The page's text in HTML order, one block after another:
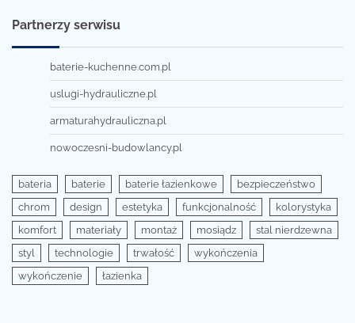
Partnerzy serwisu
baterie-kuchenne.com.pl
uslugi-hydrauliczne.pl
armaturahydrauliczna.pl
nowoczesni-budowlancy.pl
bateria baterie baterie łazienkowe
bezpieczeństwo
chrom
design estetyka funkcjonalność
kolorystyka
komfort
materiały montaż mosiądz
stal nierdzewna
styl
technologie trwałość
wykończenia
wykończenie
łazienka